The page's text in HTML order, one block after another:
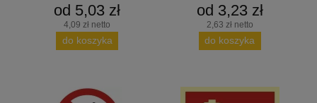
od 5,03 zł
4,09 zł netto
do koszyka
od 3,23 zł
2,63 zł netto
do koszyka